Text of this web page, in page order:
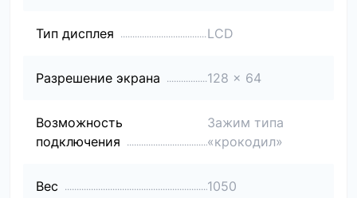
Тип дисплея LCD
Разрешение экрана 128 x 64
Возможность
подключения
Зажим типа
«крокодил»
Вес 1050